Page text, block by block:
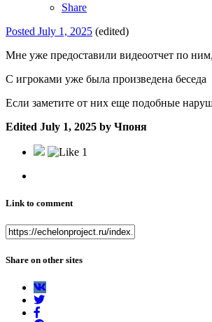
Share
Posted July 1, 2025 (edited)
Мне уже предоставили видеоотчет по
С игроками уже была произведена беседа
Если заметите от них еще подобные
Edited July 1, 2025 by Чпоня
1
Link to comment
Share on other sites